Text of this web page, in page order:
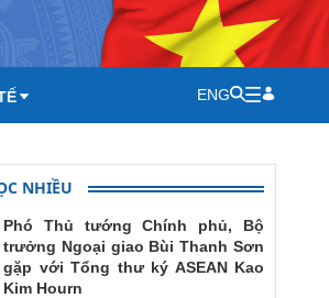
ENG
NHIỀU
Phó Thủ tướng Chính phủ, Bộ
trưởng Ngoại giao Bùi Thanh Sơn
gặp với Tổng thư ký ASEAN Kao
Kim Hourn